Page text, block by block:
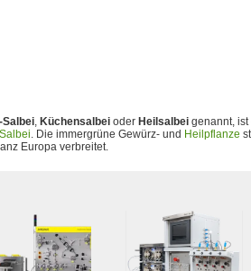
Salbei, Küchensalbei oder Heilsalbei genannt, ist
Salbei. Die immergrüne Gewürz- und Heilpflanze
Europa verbreitet.